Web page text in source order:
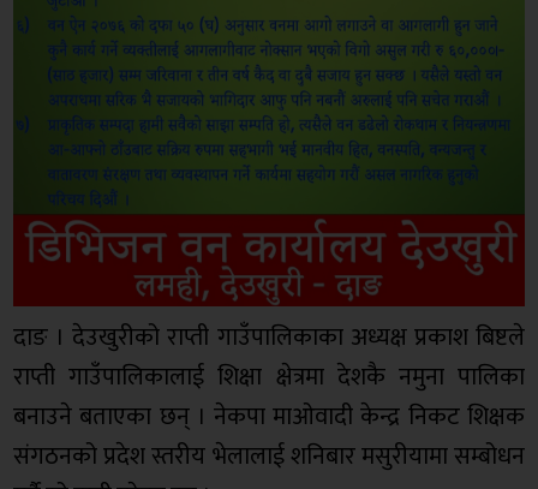
दाङ । देउखुरीको राप्ती गाउँपालिकाका अध्यक्ष प्रकाश बिष्टले
राप्ती गाउँपालिकालाई शिक्षा क्षेत्रमा देशकै नमुना पालिका
बनाउने बताएका छन् । नेकपा माओवादी केन्द्र निकट शिक्षक
संगठनको प्रदेश स्तरीय भेलालाई शनिबार मसुरीयामा सम्बोधन